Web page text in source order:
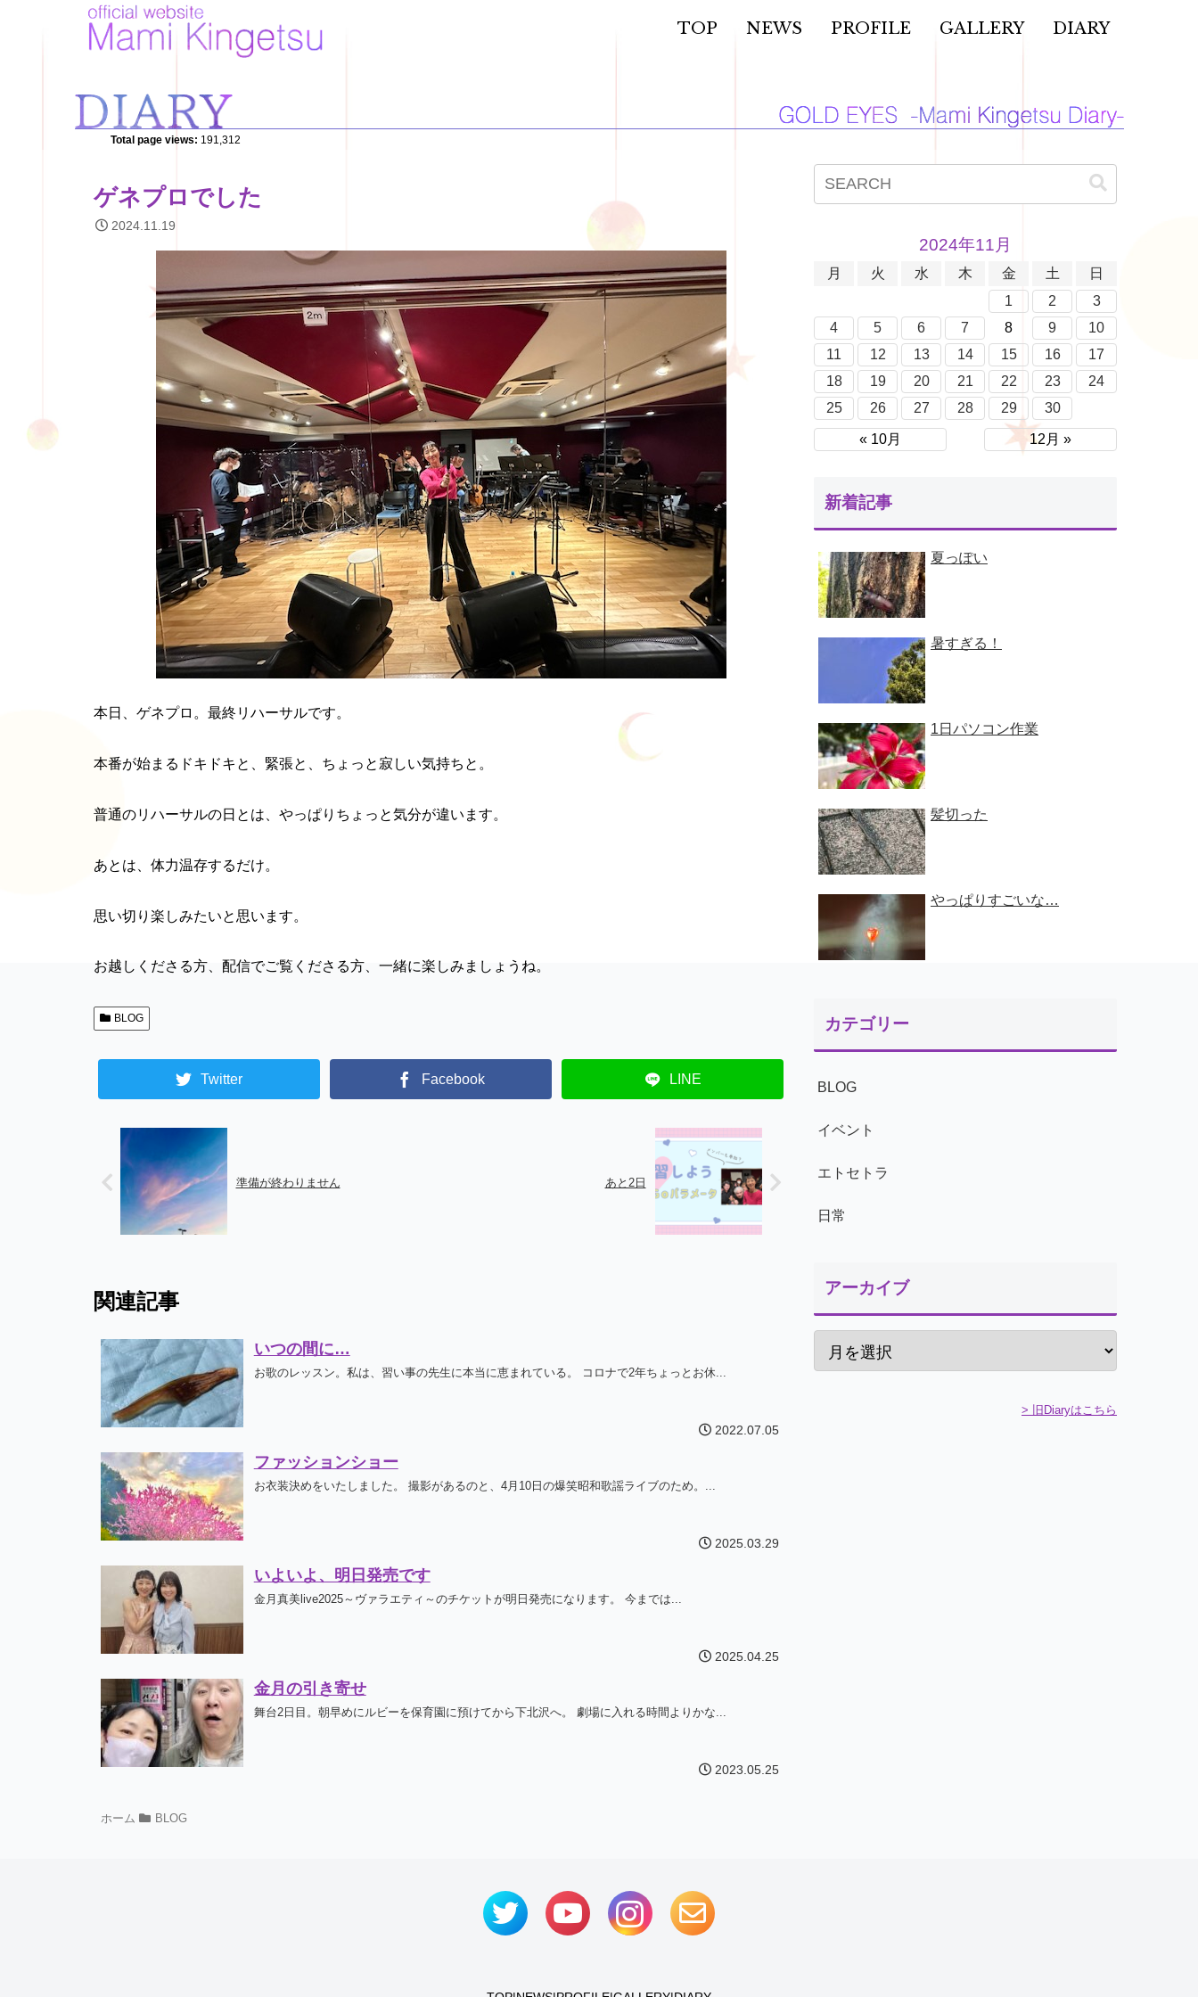
TOP NEWS PROFILE GALLERY DIARY
Total page views: 191,312
ゲネプロでした
2024.11.19
本日、ゲネプロ。最終リハーサルです。
本番が始まるドキドキと、緊張と、ちょっと寂しい気持ちと。
普通のリハーサルの日とは、やっぱりちょっと気分が違います。
あとは、体力温存するだけ。
思い切り楽しみたいと思います。
お越しくださる方、配信でご覧くださる方、一緒に楽しみましょうね。
BLOG
Twitter Facebook LINE
準備が終わりません あと2日
関連記事
いつの間に…
お歌のレッスン。私は、習い事の先生に本当に恵まれている。 コロナで2年ちょっとお休...
2022.07.05
ファッションショー
お衣装決めをいたしました。 撮影があるのと、4月10日の爆笑昭和歌謡ライブのため。...
2025.03.29
いよいよ、明日発売です
金月真美live2025～ヴァラエティ～のチケットが明日発売になります。 今までは...
2025.04.25
金月の引き寄せ
舞台2日目。朝早めにルビーを保育園に預けてから下北沢へ。 劇場に入れる時間よりかな...
2023.05.25
ホーム BLOG
2024年11月
月 火 水 木 金 土
日
1
2
3
4
5 6 7 8 9
10
11
12 13 14 15 16
17
18
19 20 21 22 23
24
25
26 27 28 29 30
« 10月 12月 »
新着記事
夏っぽい
暑すぎる！
1日パソコン作業
髪切った
やっぱりすごいな…
カテゴリー
BLOG
イベント
エトセトラ
日常
アーカイブ
> 旧Diaryはこちら